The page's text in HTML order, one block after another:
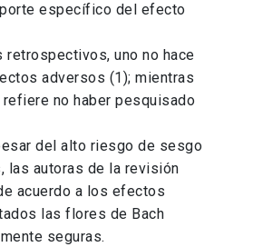
específico del efecto
uno no hace
adversos (1); mientras
no haber pesquisado
del alto riesgo de sesgo
las autoras de la revisión
acuerdo a los efectos
las flores de Bach
seguras.